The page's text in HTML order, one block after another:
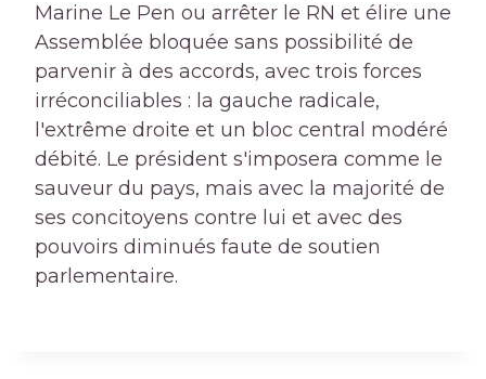
Marine Le Pen ou arrêter le RN et élire une
Assemblée bloquée sans possibilité de
parvenir à des accords, avec trois forces
irréconciliables : la gauche radicale,
l'extrême droite et un bloc central modéré
débité. Le président s'imposera comme le
sauveur du pays, mais avec la majorité de
ses concitoyens contre lui et avec des
pouvoirs diminués faute de soutien
parlementaire.